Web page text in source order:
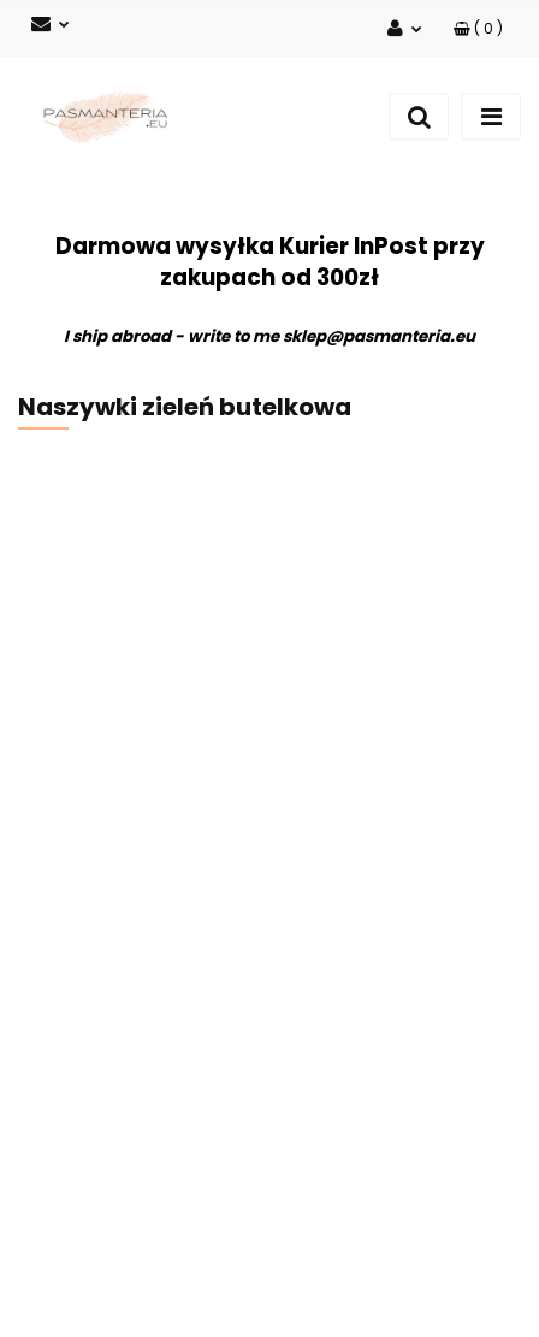
Zarejestruj się
( 0 )
Darmowa wysyłka Kurier InPost przy
zakupach od 300zł
I ship abroad - write to mesklep@pasmanteria.eu
Naszywki zieleń butelkowa